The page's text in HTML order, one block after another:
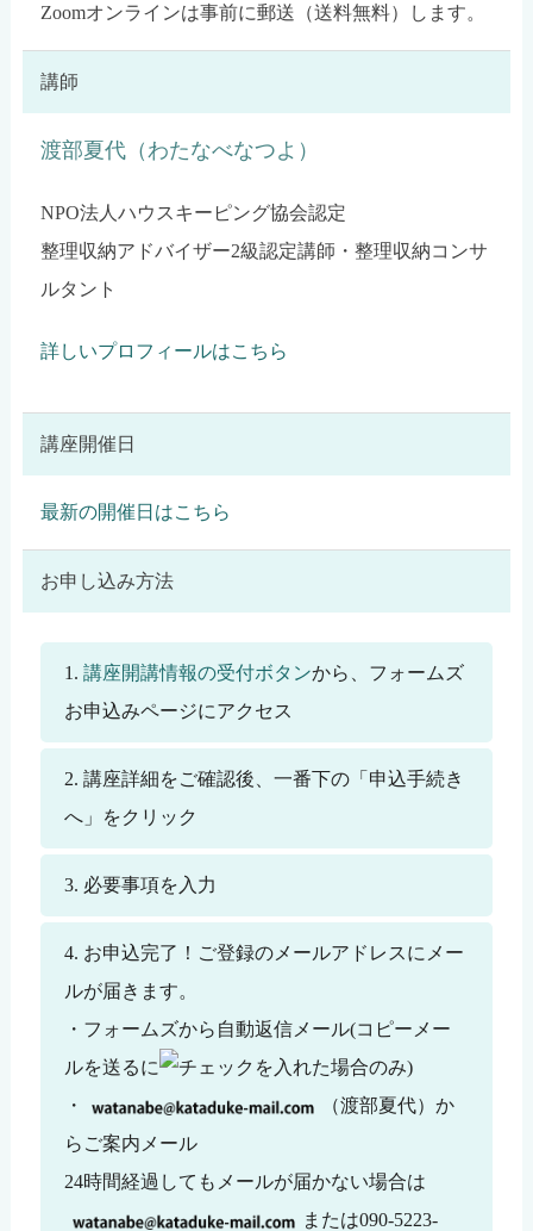
Zoomオンラインは事前に郵送（送料無料）します。
講師
渡部夏代（わたなべなつよ）
NPO法人ハウスキーピング協会認定
整理収納アドバイザー2級認定講師・整理収納コンサ
ルタント
詳しいプロフィールはこちら
講座開催日
最新の開催日はこちら
お申し込み方法
講座開講情報の受付ボタンから、フォームズ
お申込みページにアクセス
講座詳細をご確認後、一番下の「申込手続き
へ」をクリック
必要事項を入力
お申込完了！ご登録のメールアドレスにメー
ルが届きます。
・フォームズから自動返信メール(コピーメー
ルを送るに
を入れた場合のみ)
・
（渡部夏代）か
らご案内メール
24時間経過してもメールが届かない場合は
または090-5223-